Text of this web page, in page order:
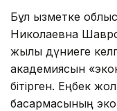
Бұл қызметке
Николаевна
жылы дүниеге
академиясын
бітірген. Еңбек
басқармасының